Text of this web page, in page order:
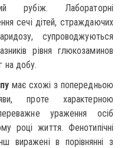
рубіж. Лабораторні
сечі дітей, страждаючих
супроводжуються
рівня глюкозаминов
на добу.
має схожі з попередньою
проте характерною
ураження осіб
році життя. Фенотипічні
виражені в порівнянні з